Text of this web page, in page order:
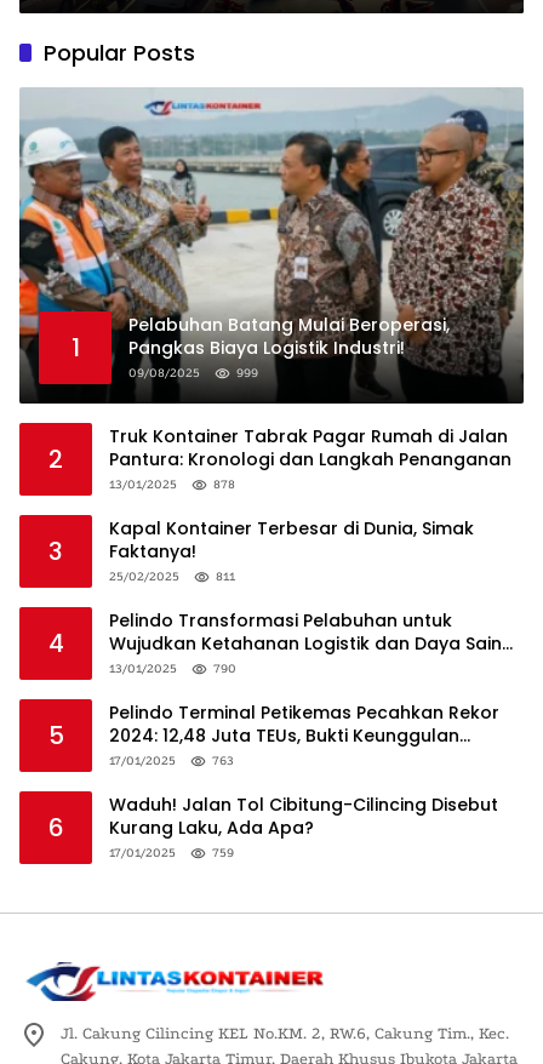
Popular Posts
1
Pelabuhan Batang Mulai Beroperasi,
Pangkas Biaya Logistik Industri!
09/08/2025 999
2
Truk Kontainer Tabrak Pagar Rumah di Jalan
Pantura: Kronologi dan Langkah Penanganan
13/01/2025 878
3
Kapal Kontainer Terbesar di Dunia, Simak
Faktanya!
25/02/2025 811
4
Pelindo Transformasi Pelabuhan untuk
Wujudkan Ketahanan Logistik dan Daya Saing
Global
13/01/2025 790
5
Pelindo Terminal Petikemas Pecahkan Rekor
2024: 12,48 Juta TEUs, Bukti Keunggulan
Logistik Nasional
17/01/2025 763
6
Waduh! Jalan Tol Cibitung-Cilincing Disebut
Kurang Laku, Ada Apa?
17/01/2025 759
Jl. Cakung Cilincing KEL No.KM. 2, RW.6, Cakung Tim., Kec.
Cakung, Kota Jakarta Timur, Daerah Khusus Ibukota Jakarta